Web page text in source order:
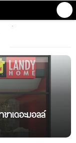
าเดอะมอลล์